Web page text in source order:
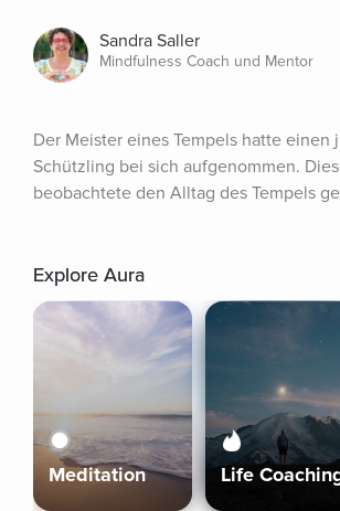
Sandra Saller
Mindfulness Coach und Mentor
Der Meister eines Tempels hatte einen
Schützling bei sich aufgenommen.
beobachtete den Alltag des Tempels
Explore Aura
Meditation Life